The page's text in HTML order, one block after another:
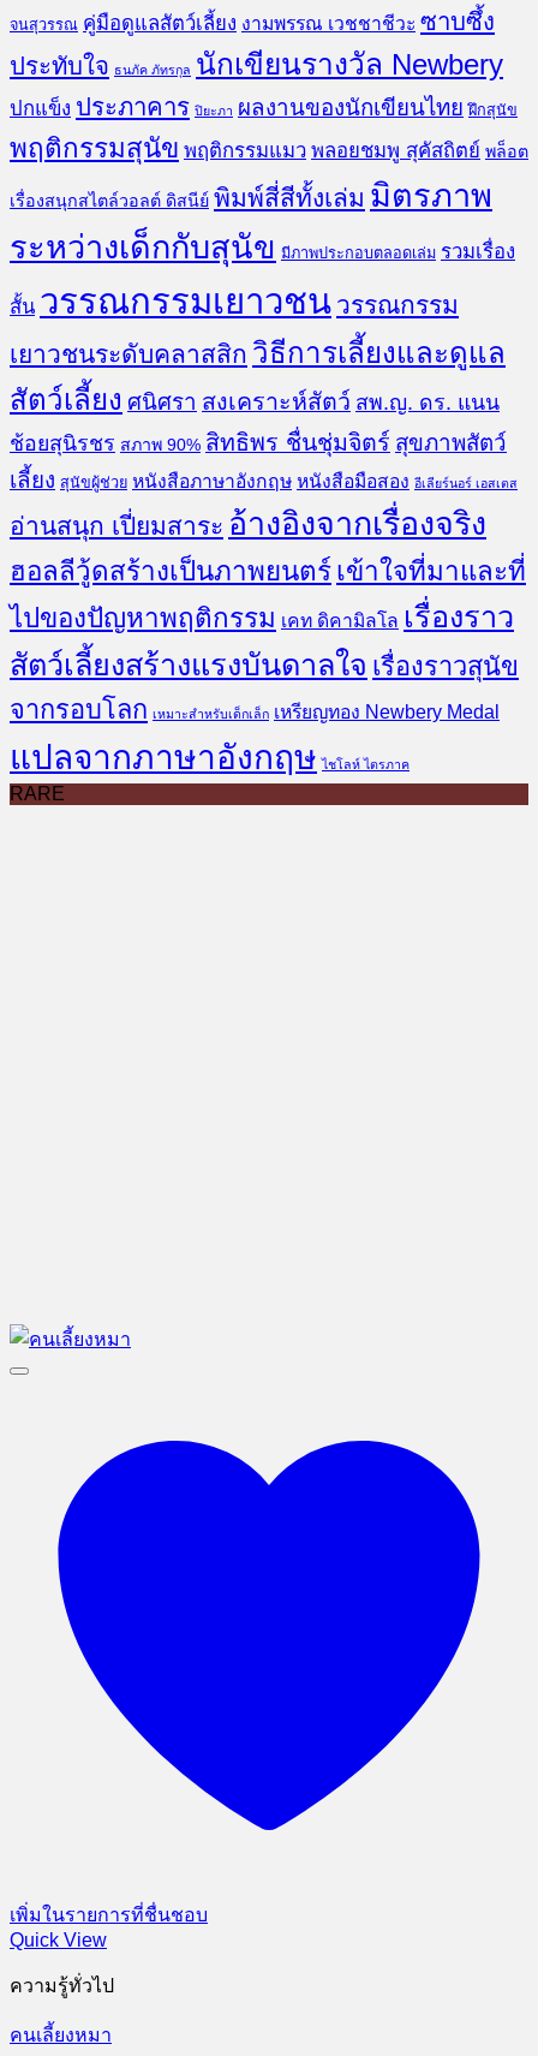
จนสุวรรณ คู่มือดูแลสัตว์เลี้ยง งามพรรณ เวชชาชีวะ ซาบซึ้ง
ประทับใจ ธนภัค ภัทรกุล นักเขียนรางวัล Newbery
ปกแข็ง ประภาคาร ปิยะภา ผลงานของนักเขียนไทย ฝึกสุนัข
พฤติกรรมสุนัข พฤติกรรมแมว พลอยชมพู สุคัสถิตย์ พล็อต
เรื่องสนุกสไตล์วอลต์ ดิสนีย์ พิมพ์สี่สีทั้งเล่ม มิตรภาพ
ระหว่างเด็กกับสุนัข มีภาพประกอบตลอดเล่ม รวมเรื่อง
สั้น วรรณกรรมเยาวชน วรรณกรรม
เยาวชนระดับคลาสสิก วิธีการเลี้ยงและดูแล
สัตว์เลี้ยง ศนิศรา สงเคราะห์สัตว์ สพ.ญ. ดร. แนน
ช้อยสุนิรชร สภาพ 90% สิทธิพร ชื่นชุ่มจิตร์ สุขภาพสัตว์
เลี้ยง สุนัขผู้ช่วย หนังสือภาษาอังกฤษ หนังสือมือสอง อีเลียร์นอร์ เอสเตส
อ่านสนุก เปี่ยมสาระ อ้างอิงจากเรื่องจริง
ฮอลลีวู้ดสร้างเป็นภาพยนตร์ เข้าใจที่มาและที่
ไปของปัญหาพฤติกรรม เคท ดิคามิลโล เรื่องราว
สัตว์เลี้ยงสร้างแรงบันดาลใจ เรื่องราวสุนัข
จากรอบโลก เหมาะสำหรับเด็กเล็ก เหรียญทอง Newbery Medal
แปลจากภาษาอังกฤษ ไชโลห์ ไตรภาค
RARE
เพิ่มในรายการที่ชื่นชอบ
Quick View
ความรู้ทั่วไป
คนเลี้ยงหมา